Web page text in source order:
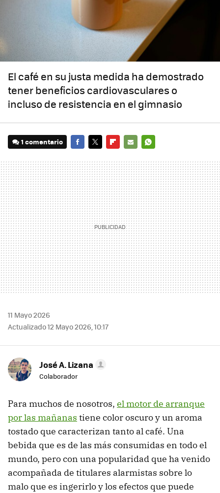
El café en su justa medida ha demostrado
tener beneficios cardiovasculares o
incluso de resistencia en el gimnasio
1 comentario
MAIL
11 Mayo 2026
Actualizado 12 Mayo 2026, 10:17
José A. Lizana
Colaborador
Para muchos de nosotros, el motor de arranque
por las mañanas tiene color oscuro y un aroma
tostado que caracterizan tanto al café. Una
bebida que es de las más consumidas en todo el
mundo, pero con una popularidad que ha venido
acompañada de titulares alarmistas sobre lo
malo que es ingerirlo y los efectos que puede